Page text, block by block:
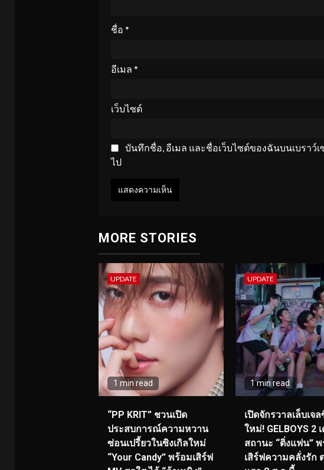
ชื่อ *
อีเมล *
เว็บไซต์
บันทึกชื่อ, อีเมล และชื่อเว็บไซต์ของฉันบนเบราว์
ไป
MORE STORIES
UPDATE
1 min read
“PP KRIT” ชวนเปิด
ประสบการณ์ความหวาน
ซ่อนเปรี้ยวในซิงเกิลใหม่
“Your Candy” พร้อมเสิร์ฟ
UPDATE
1 min read
เปิดจักรวาลเล็บเจ
ใหม่! GELBOYS 2
สถานะ “ติ่งแฟน”
เสิร์ฟความคลั่งรัก